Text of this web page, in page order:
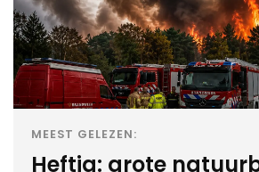
MEEST GELEZEN:
Heftig: grote